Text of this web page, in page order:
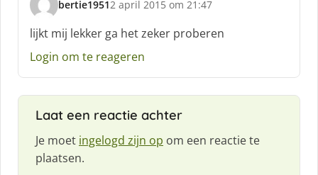
:
bertie1951
s
c
h
r
2 april 2015 om 21:47
lijkt mij lekker ga het zeker proberen
Login om te reageren
Laat een reactie achter
Je moet ingelogd zijn op om een reactie te
plaatsen.